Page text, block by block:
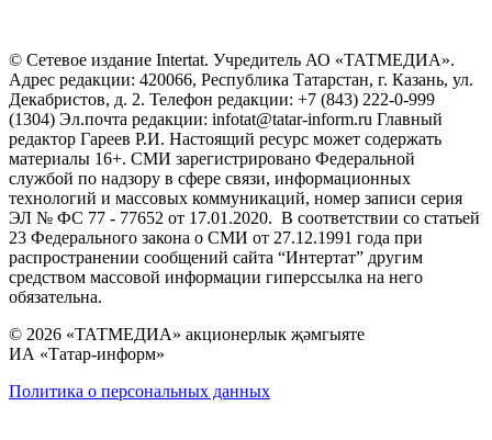
© Сетевое издание Intertat. Учредитель АО «ТАТМЕДИА».
Адрес редакции: 420066, Республика Татарстан, г. Казань, ул.
Декабристов, д. 2. Телефон редакции: +7 (843) 222-0-999
(1304) Эл.почта редакции: infotat@tatar-inform.ru Главный
редактор Гареев Р.И. Настоящий ресурс может содержать
материалы 16+. СМИ зарегистрировано Федеральной
службой по надзору в сфере связи, информационных
технологий и массовых коммуникаций, номер записи серия
ЭЛ № ФС 77 - 77652 от 17.01.2020. В соответствии со статьей
23 Федерального закона о СМИ от 27.12.1991 года при
распространении сообщений сайта “Интертат” другим
средством массовой информации гиперссылка на него
обязательна.
© 2026 «ТАТМЕДИА» акционерлык җәмгыяте
ИА «Татар-информ»
Политика о персональных данных